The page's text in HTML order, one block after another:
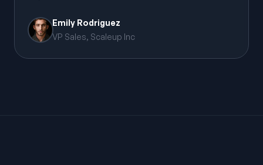
Emily Rodriguez
VP Sales, Scaleup Inc